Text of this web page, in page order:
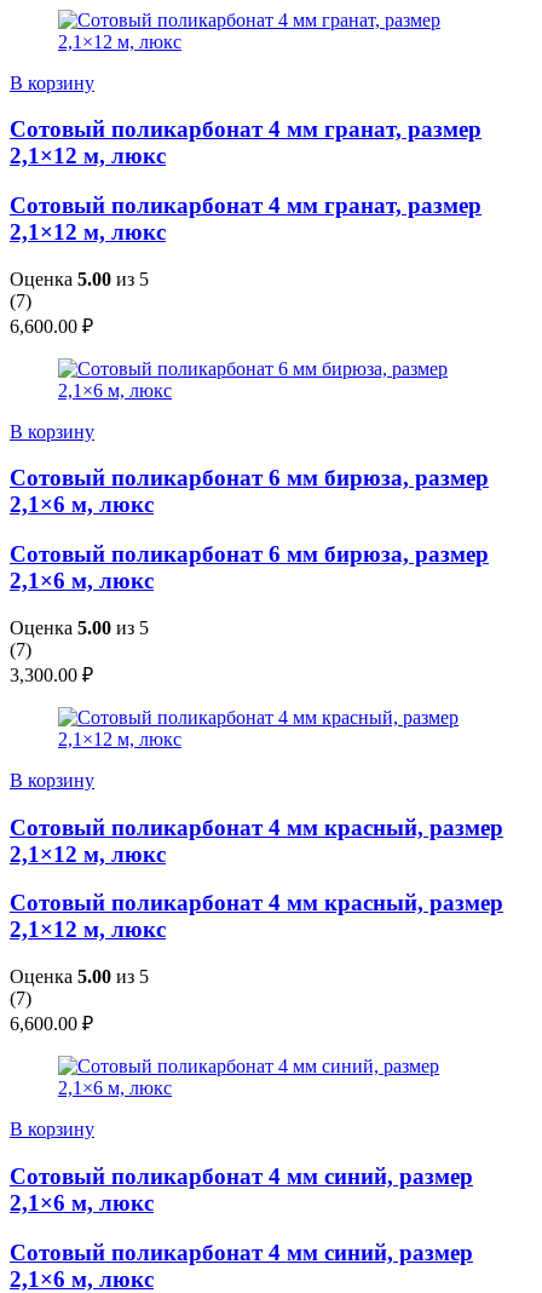
В корзину
Сотовый поликарбонат 4 мм гранат, размер
2,1×12 м, люкс
Сотовый поликарбонат 4 мм гранат, размер
2,1×12 м, люкс
Оценка 5.00 из 5
(7)
6,600.00 ₽
В корзину
Сотовый поликарбонат 6 мм бирюза, размер
2,1×6 м, люкс
Сотовый поликарбонат 6 мм бирюза, размер
2,1×6 м, люкс
Оценка 5.00 из 5
(7)
3,300.00 ₽
В корзину
Сотовый поликарбонат 4 мм красный, размер
2,1×12 м, люкс
Сотовый поликарбонат 4 мм красный, размер
2,1×12 м, люкс
Оценка 5.00 из 5
(7)
6,600.00 ₽
В корзину
Сотовый поликарбонат 4 мм синий, размер
2,1×6 м, люкс
Сотовый поликарбонат 4 мм синий, размер
2,1×6 м, люкс